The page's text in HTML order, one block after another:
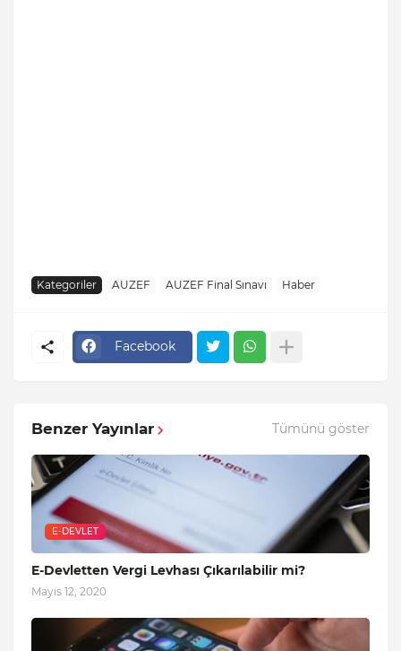
Kategoriler AUZEF AUZEF Final Sınavı Haber
Facebook
Benzer Yayınlar Tümünü göster
E-DEVLET
E-Devletten Vergi Levhası Çıkarılabilir mi?
Mayıs 12, 2020